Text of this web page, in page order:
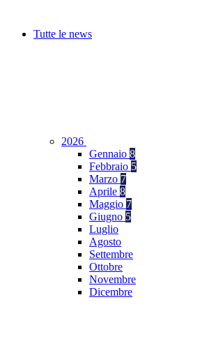
Tutte le news
2026
Gennaio 8
Febbraio 5
Marzo 7
Aprile 8
Maggio 7
Giugno 5
Luglio
Agosto
Settembre
Ottobre
Novembre
Dicembre